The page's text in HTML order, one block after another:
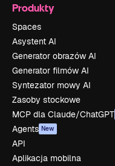
Produkty
Spaces
Asystent AI
Generator obrazów AI
Generator filmów AI
Syntezator mowy AI
Zasoby stockowe
MCP dla Claude/ChatGPT
Agents New
API
Aplikacja mobilna